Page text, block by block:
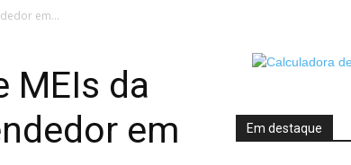
em...
MEIs da
em
Em destaque